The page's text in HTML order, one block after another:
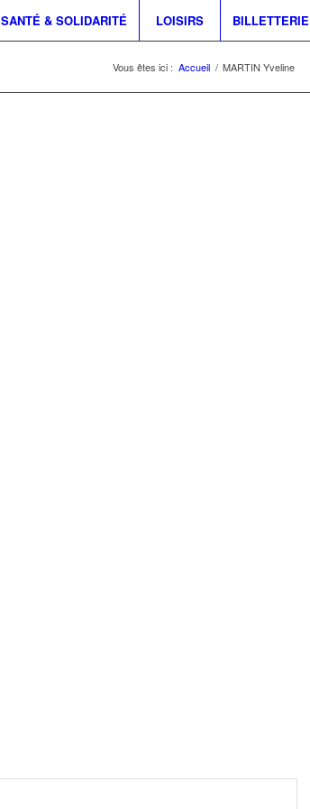
SANTÉ & SOLIDARITÉ LOISIRS BILLETTERIE
Vous êtes ici : Accueil / MARTIN Yveline